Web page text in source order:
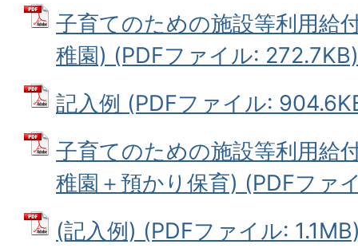
子育てのための施設等利用給
稚園) (PDFファイル: 272.7KB)
記入例 (PDFファイル:
子育てのための施設等利用給
稚園＋預かり保育) (PDFファ
(記入例) (PDFファイル: